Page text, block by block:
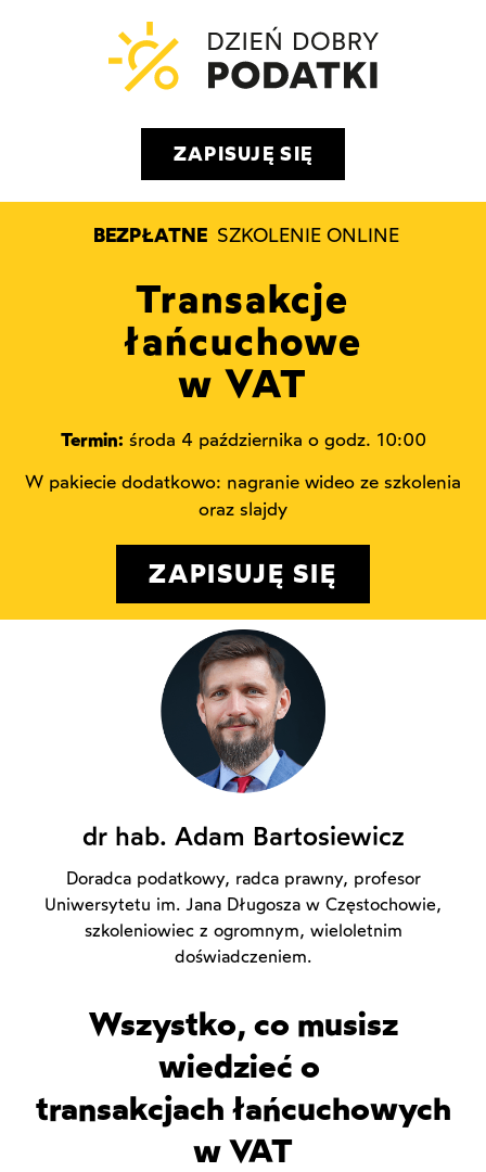
ZAPISUJĘ SIĘ
BEZPŁATNE SZKOLENIE ONLINE
Transakcje
łańcuchowe
w VAT
Termin: środa 4 października o godz. 10:00
W pakiecie dodatkowo: nagranie wideo ze szkolenia
oraz slajdy
ZAPISUJĘ SIĘ
dr hab. Adam Bartosiewicz
Doradca podatkowy, radca prawny, profesor
Uniwersytetu im. Jana Długosza w Częstochowie,
szkoleniowiec z ogromnym, wieloletnim
doświadczeniem.
Wszystko, co musisz
wiedzieć o
transakcjach łańcuchowych
w VAT